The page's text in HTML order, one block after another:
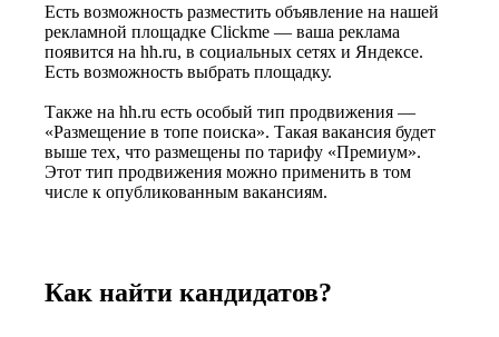
Есть возможность разместить объявление на нашей
рекламной площадке Clickme — ваша реклама
появится на hh.ru, в социальных сетях и Яндексе.
Есть возможность выбрать площадку.
Также на hh.ru есть особый тип продвижения —
«Размещение в топе поиска». Такая вакансия будет
выше тех, что размещены по тарифу «Премиум».
Этот тип продвижения можно применить в том
числе к опубликованным вакансиям.
Как найти кандидатов?